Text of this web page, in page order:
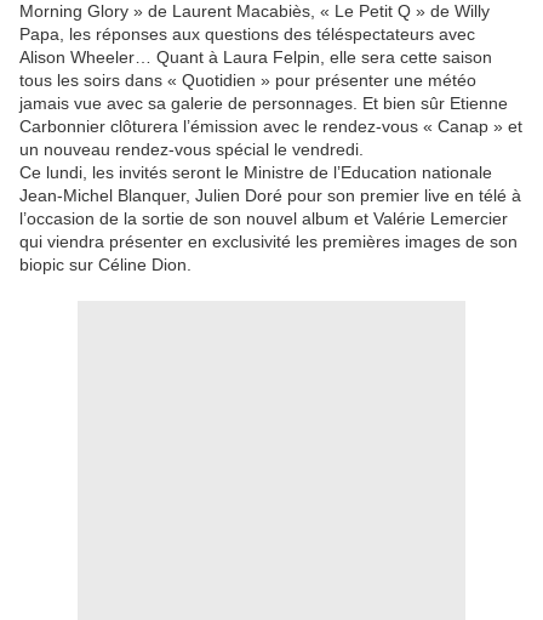
Morning Glory » de Laurent Macabiès, « Le Petit Q » de Willy
Papa, les réponses aux questions des téléspectateurs avec
Alison Wheeler… Quant à Laura Felpin, elle sera cette saison
tous les soirs dans « Quotidien » pour présenter une météo
jamais vue avec sa galerie de personnages. Et bien sûr Etienne
Carbonnier clôturera l’émission avec le rendez-vous « Canap » et
un nouveau rendez-vous spécial le vendredi.
Ce lundi, les invités seront le Ministre de l’Education nationale
Jean-Michel Blanquer, Julien Doré pour son premier live en télé à
l’occasion de la sortie de son nouvel album et Valérie Lemercier
qui viendra présenter en exclusivité les premières images de son
biopic sur Céline Dion.